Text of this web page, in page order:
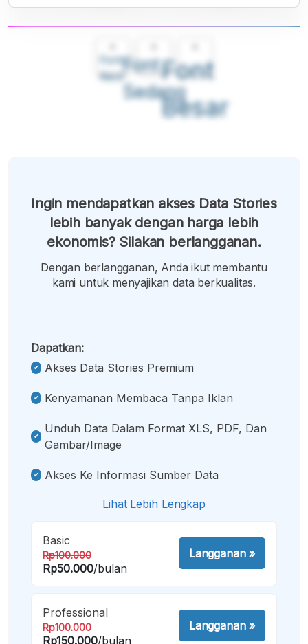
Font
Kecil
Font
Sedang
Font
Besar
Ingin mendapatkan akses Data Stories
lebih banyak dengan harga lebih
ekonomis? Silakan berlangganan.
Dengan berlangganan, Anda ikut membantu
kami untuk menyajikan data berkualitas.
Dapatkan:
Akses Data Stories Premium
Kenyamanan Membaca Tanpa Iklan
Unduh Data Dalam Format XLS, PDF, Dan
Gambar/image
Akses Ke Informasi Sumber Data
Lihat Lebih Lengkap
Basic
Rp100.000
Rp50.000/bulan
Langganan»
Professional
Rp100.000
Rp150.000/bulan
Langganan»